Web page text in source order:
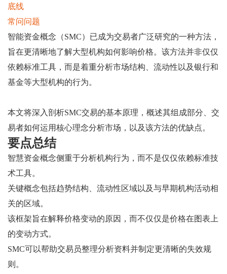
底线
常问问题
智能资金概念（SMC）已成为交易者广泛研究的一种方法，
旨在更清晰地了解大型机构如何影响价格。该方法并非仅仅
依赖标准工具，而是着重分析市场结构、流动性以及银行和
基金等大型机构的行为。
本文将深入剖析SMC交易的基本原理，概述其组成部分、交
易者如何运用核心理念分析市场，以及该方法的优缺点。
要点总结
智慧资金概念侧重于分析机构行为，而不是仅仅依赖标准技
术工具。
关键概念包括趋势结构、流动性区域以及与早期机构活动相
关的区域。
该框架旨在解释价格变动的原因，而不仅仅是价格在图表上
的变动方式。
SMC可以帮助交易员整理分析资料并制定更清晰的失效规
则。